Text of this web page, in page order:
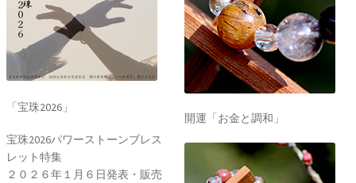
「宝珠2026」
宝珠2026パワーストーンブレス
レット特集
２０２６年１月６日発表・販売
開運「お金と調和」